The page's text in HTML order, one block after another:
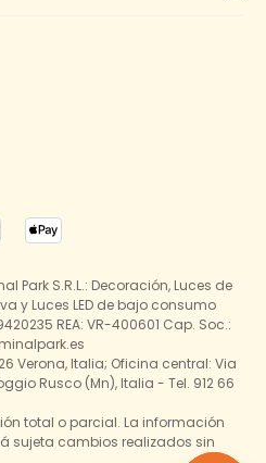
Park S.R.L.: Decoración, Luces de
y Luces LED de bajo consumo
REA: VR-400601 Cap. Soc.:
Verona, Italia; Oficina central: Via
Rusco (Mn), Italia - Tel. 912 66
total o parcial. La información
sujeta cambios realizados sin